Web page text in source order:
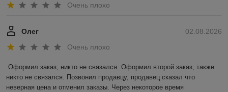
Очень плохо
02.08.2026
Олег
Очень плохо
Оформил заказ, никто не связался. Оформил второй заказ, также
никто не связался. Позвонил продавцу, продавец сказал что
неверная цена и отменил заказы. Через некоторое время